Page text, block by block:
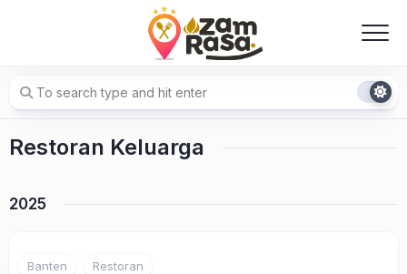
Restoran Keluarga
2025
Banten Restoran